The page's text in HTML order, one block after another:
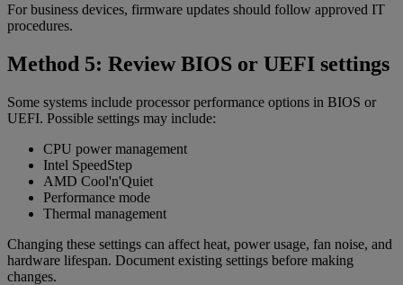
For business devices, firmware updates should follow approved IT
procedures.
Method 5: Review BIOS or UEFI settings
Some systems include processor performance options in BIOS or
UEFI. Possible settings may include:
CPU power management
Intel SpeedStep
AMD Cool'n'Quiet
Performance mode
Thermal management
Changing these settings can affect heat, power usage, fan noise, and
hardware lifespan. Document existing settings before making
changes.